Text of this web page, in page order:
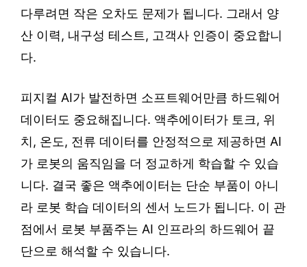
다루려면 작은 오차도 문제가 됩니다. 그래서 양
산 이력, 내구성 테스트, 고객사 인증이 중요합니
다.
피지컬 AI가 발전하면 소프트웨어만큼 하드웨어
데이터도 중요해집니다. 액추에이터가 토크, 위
치, 온도, 전류 데이터를 안정적으로 제공하면 AI
가 로봇의 움직임을 더 정교하게 학습할 수 있습
니다. 결국 좋은 액추에이터는 단순 부품이 아니
라 로봇 학습 데이터의 센서 노드가 됩니다. 이 관
점에서 로봇 부품주는 AI 인프라의 하드웨어 끝
단으로 해석할 수 있습니다.